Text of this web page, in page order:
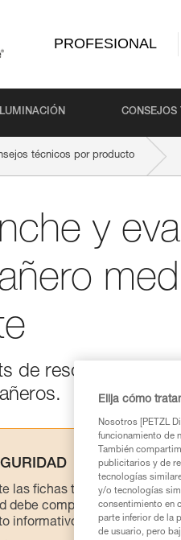
PROFESIONAL
CONSEJOS
técnicos por producto
y
de rescate en el
las fichas técnicas de los
debe comprender la
informativo.
Elija cómo
Nosotros [PETZL
funcionamiento de
También
publicitarios y de
tecnologías
y/o tecnologías
consentimiento en
parte inferior de la
de usuario, pero